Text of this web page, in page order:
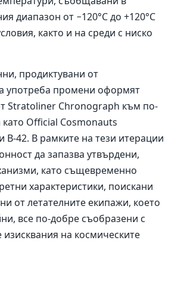
диапазон от −120°C до +120°C
както и на среди с ниско
продиктувани от
употреба промени оформят
Stratoliner Chronograph към по-
Official Cosmonauts
B-42. В рамките на тези итерации
да запазва утвърдени,
като същевременно
характеристики, поискани
от летателните екипажи, което
все по-добре съобразени с
изисквания на космическите